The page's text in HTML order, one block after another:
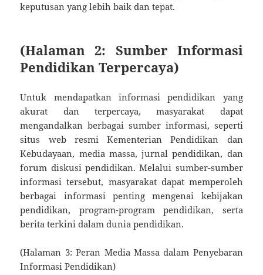
keputusan yang lebih baik dan tepat.
(Halaman 2: Sumber Informasi
Pendidikan Terpercaya)
Untuk mendapatkan informasi pendidikan yang
akurat dan terpercaya, masyarakat dapat
mengandalkan berbagai sumber informasi, seperti
situs web resmi Kementerian Pendidikan dan
Kebudayaan, media massa, jurnal pendidikan, dan
forum diskusi pendidikan. Melalui sumber-sumber
informasi tersebut, masyarakat dapat memperoleh
berbagai informasi penting mengenai kebijakan
pendidikan, program-program pendidikan, serta
berita terkini dalam dunia pendidikan.
(Halaman 3: Peran Media Massa dalam Penyebaran
Informasi Pendidikan)